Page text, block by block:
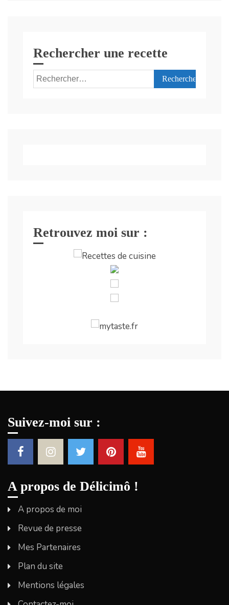
Rechercher une recette
Rechercher :
Retrouvez moi sur :
Suivez-moi sur :
A propos de Délicimô !
A propos de moi
Revue de presse
Mes Partenaires
Plan du site
Mentions légales